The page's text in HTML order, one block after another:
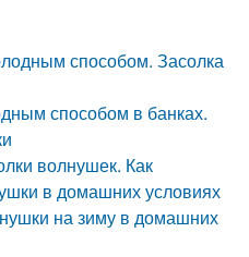
способом. Засолка
способом в банках.
волнушек. Как
в домашних условиях
на зиму в домашних